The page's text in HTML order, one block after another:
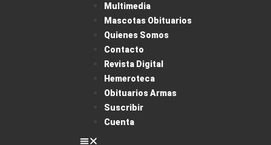
Multimedia
Mascotas Obituarios
Quienes Somos
Contacto
Revista Digital
Hemeroteca
Obituarios Armas
Suscribir
Cuenta